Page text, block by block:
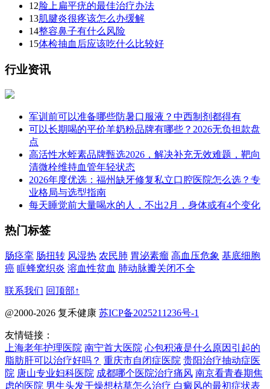
12脸上扁平疣的最佳治疗办法
13肌腱炎很疼该怎么办缓解
14整容鼻子有什么风险
15体检抽血后应该吃什么比较好
行业资讯
军训前可以准备哪些防暑口服液？中西制剂都得有
可以长期喝的平价羊奶粉品牌有哪些？2026无负担款盘
点
高活性水蛭素品牌甄选2026，解决补充无效难题，靶向
清微栓维持血管年轻状态
2026年度优选：福州缺牙修复私立口腔医院怎么选？专
业格局与选型指南
每天睡觉前大量喝水的人，不出2月，身体或有4个变化
热门标签
肠痉挛 肠扭转 风湿热 农民肺 胃泌素瘤 高血压危象 基底细胞
癌 眶蜂窝织炎 溶血性贫血 肺动脉瓣关闭不全
联系我们 回顶部↑
@2000-2026 复禾健康 苏ICP备2025211236号-1
友情链接：
上海老年护理医院 南宁首大医院 心包积液是什么原因引起的
脂肪肝可以治疗好吗？ 重庆市自闭症医院 贵阳治疗抽动症医
院 唐山专业妇科医院 成都哪个医院治疗痛风 南京看青春期焦
虑的医院 男生头发干燥想枯草怎么治疗 白癜风的最初症状表